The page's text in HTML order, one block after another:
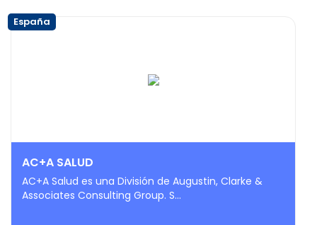
España
AC+A SALUD
AC+A Salud es una División de Augustin, Clarke &
Associates Consulting Group. S...